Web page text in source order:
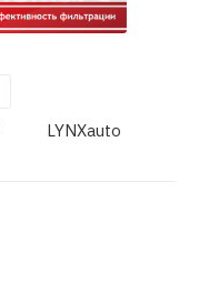
LYNXauto